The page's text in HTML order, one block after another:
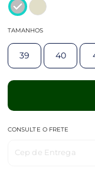
TAMANHOS
39 40
CONSULTE O FRETE
Cep de Entrega